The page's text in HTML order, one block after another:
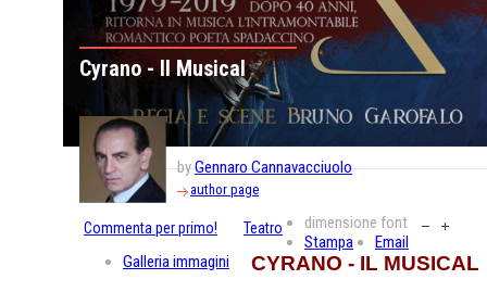
Cyrano - Il Musical
byGennaro Cannavacciuolo
author page
Commenta per primo! Teatro
dimensione font
Stampa
Email
Galleria immagini
CYRANO - IL MUSICAL